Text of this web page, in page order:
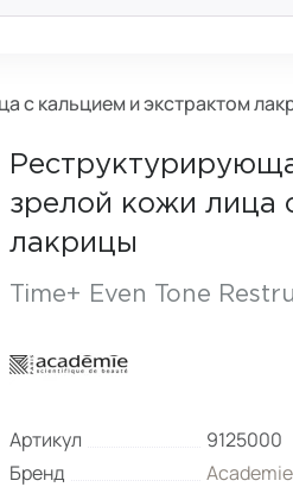
с кальцием и экстрактом
зрелой кожи лица
лакрицы
Time+ Even Tone
Артикул
9125000
Бренд